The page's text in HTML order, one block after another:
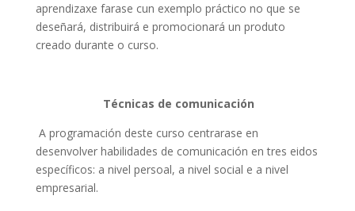
aprendizaxe farase cun exemplo práctico no que se
deseñará, distribuirá e promocionará un produto
creado durante o curso.
Técnicas de comunicación
A programación deste curso centrarase en
desenvolver habilidades de comunicación en tres eidos
específicos: a nivel persoal, a nivel social e a nivel
empresarial.